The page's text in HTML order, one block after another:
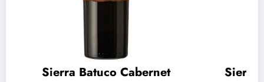
Sierra Batuco Cabernet
Sierra